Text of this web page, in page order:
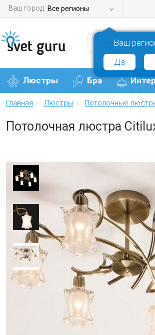
Ваш город: Все регионы
Ваш
Да
Люстры Бра
Главная Люстры Потолочные
Потолочная люстра